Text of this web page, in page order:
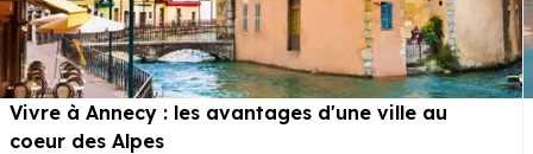
Vivre à Annecy : les avantages d'une ville au
coeur des Alpes